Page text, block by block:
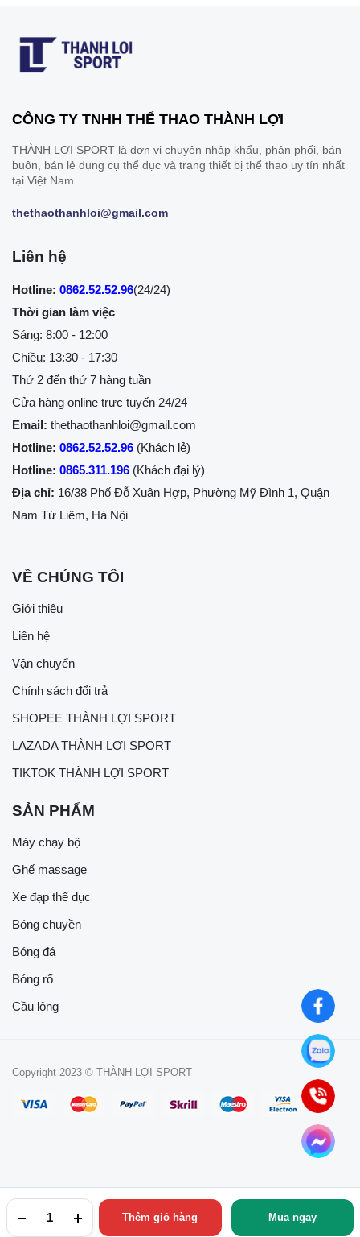
Thêm giỏ hàng Mua ngay
CÔNG TY TNHH THỂ THAO THÀNH LỢI
THÀNH LỢI SPORT là đơn vị chuyên nhập khẩu, phân phối, bán
buôn, bán lẻ dụng cụ thể dục và trang thiết bị thể thao uy tín nhất
tại Việt Nam.
thethaothanhloi@gmail.com
Liên hệ
Hotline: 0862.52.52.96(24/24)
Thời gian làm việc
Sáng: 8:00 - 12:00
Chiều: 13:30 - 17:30
Thứ 2 đến thứ 7 hàng tuần
Cửa hàng online trực tuyến 24/24
Email: thethaothanhloi@gmail.com
Hotline: 0862.52.52.96 (Khách lẻ)
Hotline: 0865.311.196 (Khách đại lý)
Địa chỉ: 16/38 Phố Đỗ Xuân Hợp, Phường Mỹ Đình 1, Quận
Nam Từ Liêm, Hà Nội
VỀ CHÚNG TÔI
Giới thiệu
Liên hệ
Vận chuyển
Chính sách đổi trả
SHOPEE THÀNH LỢI SPORT
LAZADA THÀNH LỢI SPORT
TIKTOK THÀNH LỢI SPORT
SẢN PHẨM
Máy chạy bộ
Ghế massage
Xe đạp thể dục
Bóng chuyền
Bóng đá
Bóng rổ
Cầu lông
Copyright 2023 © THÀNH LỢI SPORT
TRANG CHỦ TÌM KIẾM YÊU THÍCH TÀI KHOẢN NGÀNH HÀNG